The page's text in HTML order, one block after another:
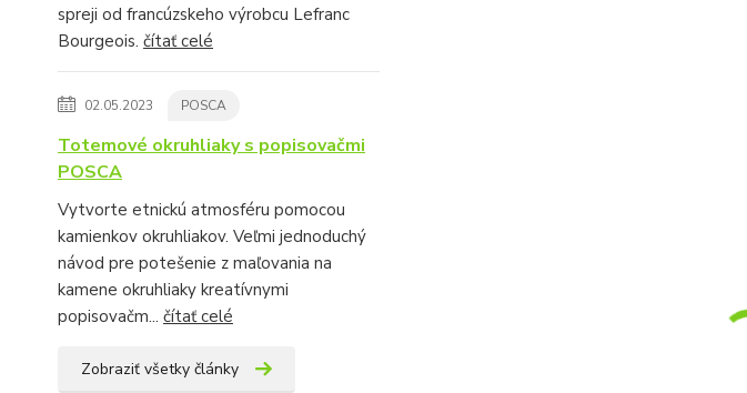
spreji od francúzskeho výrobcu Lefranc
Bourgeois. čítať celé
02.05.2023 POSCA
Totemové okruhliaky s popisovačmi
POSCA
Vytvorte etnickú atmosféru pomocou
kamienkov okruhliakov. Veľmi jednoduchý
návod pre potešenie z maľovania na
kamene okruhliaky kreatívnymi
popisovačm... čítať celé
Zobraziť všetky články